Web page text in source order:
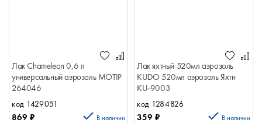
Лак Chameleon 0,6 л
универсальный аэрозоль MOTIP
264046
код 1429051
869 ₽ В наличии
Лак яхтный 520мл аэрозоль
KUDO 520мл аэрозоль Яхтн
KU-9003
код 1284826
359 ₽ В наличии